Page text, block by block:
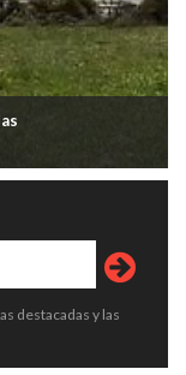
destacadas y las